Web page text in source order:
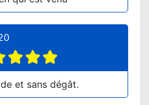
et sans dégât.